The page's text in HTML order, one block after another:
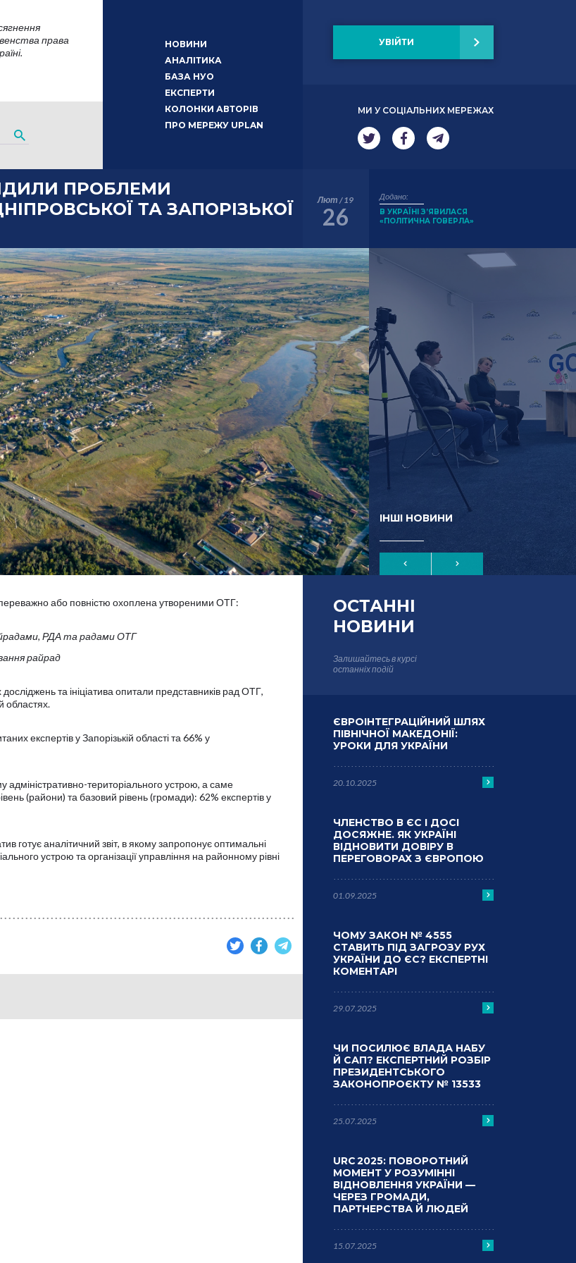
права
НОВИНИ
АНАЛІТИКА
БАЗА НУО
ЕКСПЕРТИ
КОЛОНКИ АВТОРІВ
ПРО МЕРЕЖУ UPLAN
УВІЙТИ
МИ У СОЦІАЛЬНИХ МЕРЕЖАХ
ПРОБЛЕМИ
ТА ЗАПОРІЗЬКОЇ
Лют / 19
26
Додано:
В УКРАЇНІ З’ЯВИЛАСЯ
«ПОЛІТИЧНА ГОВЕРЛА»
ІНШІ НОВИНИ
або повністю охоплена утвореними ОТГ:
РДА та радами ОТГ
райрад
та ініціатива опитали представників рад ОТГ,
областях.
експертів у Запорізькій області та 66% у
адміністративно-територіального устрою, а саме
(райони) та базовий рівень (громади): 62% експертів у
готує аналітичний звіт, в якому запропонує оптимальні
ьного устрою та організації управління на районному рівні
ОСТАННІ
НОВИНИ
Залишайтесь в курсі
останніх подій
ЄВРОІНТЕГРАЦІЙНИЙ ШЛЯХ
ПІВНІЧНОЇ МАКЕДОНІЇ:
УРОКИ ДЛЯ УКРАЇНИ
20.10.2025
ЧЛЕНСТВО В ЄС І ДОСІ
ДОСЯЖНЕ. ЯК УКРАЇНІ
ВІДНОВИТИ ДОВІРУ В
ПЕРЕГОВОРАХ З ЄВРОПОЮ
01.09.2025
ЧОМУ ЗАКОН № 4555
СТАВИТЬ ПІД ЗАГРОЗУ РУХ
УКРАЇНИ ДО ЄС? ЕКСПЕРТНІ
КОМЕНТАРІ
29.07.2025
ЧИ ПОСИЛЮЄ ВЛАДА НАБУ
Й САП? ЕКСПЕРТНИЙ РОЗБІР
ПРЕЗИДЕНТСЬКОГО
ЗАКОНОПРОЄКТУ № 13533
25.07.2025
URC 2025: ПОВОРОТНИЙ
МОМЕНТ У РОЗУМІННІ
ВІДНОВЛЕННЯ УКРАЇНИ —
ЧЕРЕЗ ГРОМАДИ,
ПАРТНЕРСТВА Й ЛЮДЕЙ
15.07.2025